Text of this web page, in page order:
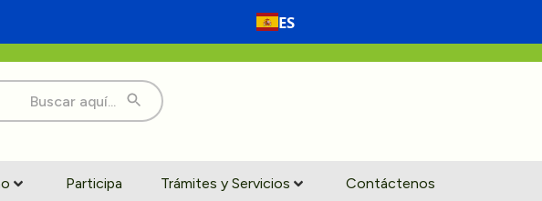
ES
Participa Trámites y Servicios Contáctenos